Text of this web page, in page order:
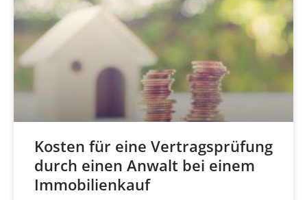
Kosten für eine Vertragsprüfung
durch einen Anwalt bei einem
Immobilienkauf